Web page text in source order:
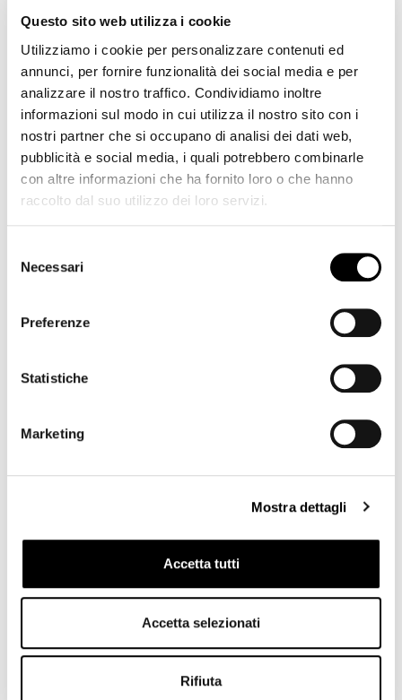
Questo sito web utilizza i cookie
Utilizziamo i cookie per personalizzare contenuti ed
annunci, per fornire funzionalità dei social media e per
analizzare il nostro traffico. Condividiamo inoltre
informazioni sul modo in cui utilizza il nostro sito con i
nostri partner che si occupano di analisi dei dati web,
pubblicità e social media, i quali potrebbero combinarle
con altre informazioni che ha fornito loro o che hanno
raccolto dal suo utilizzo dei loro servizi.
delNecessari
Preferenze
Statistiche
Marketing
Mostra dettagli
Accetta tutti
Accetta selezionati
Rifiuta
Airship
29,50 €
jersey di cotone -
Pigiama serafino -
14,75 €
Oasi
29,50 €
Desert
14,75 €
29,50 €